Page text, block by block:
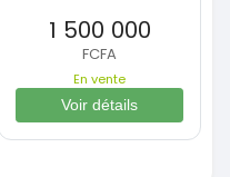
1 500 000
FCFA
En vente
Voir détails